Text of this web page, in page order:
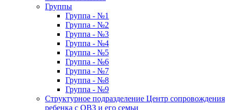
Группы
Группа - №1
Группа - №2
Группа - №3
Группа - №4
Группа - №5
Группа - №6
Группа - №7
Группа - №8
Группа - №9
Структурное подразделение Центр сопровождения
ребенка с ОВЗ и его семьи